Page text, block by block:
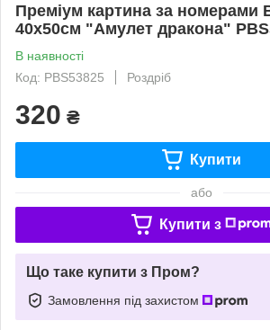
Преміум картина за номерами
40x50см "Амулет дракона"
В наявності
Код: PBS53825
Роздріб
320 ₴
Купити
або
Купити з
Що таке купити з Пром?
Замовлення під захистом